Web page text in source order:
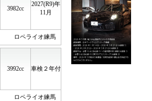
3982cc
2027(R9)年
11月
ロペライオ練馬
3992cc 車検２年付
ロペライオ練馬